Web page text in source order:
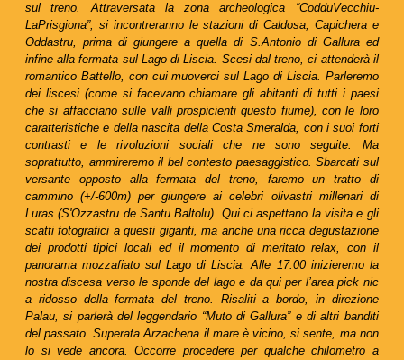
sul treno. Attraversata la zona archeologica “CodduVecchiu-
LaPrisgiona”, si incontreranno le stazioni di Caldosa, Capichera e
Oddastru, prima di giungere a quella di S.Antonio di Gallura ed
infine alla fermata sul Lago di Liscia. Scesi dal treno, ci attenderà il
romantico Battello, con cui muoverci sul Lago di Liscia. Parleremo
dei liscesi (come si facevano chiamare gli abitanti di tutti i paesi
che si affacciano sulle valli prospicienti questo fiume), con le loro
caratteristiche e della nascita della Costa Smeralda, con i suoi forti
contrasti e le rivoluzioni sociali che ne sono seguite. Ma
soprattutto, ammireremo il bel contesto paesaggistico. Sbarcati sul
versante opposto alla fermata del treno, faremo un tratto di
cammino (+/-600m) per giungere ai celebri olivastri millenari di
Luras (S'Ozzastru de Santu Baltolu). Qui ci aspettano la visita e gli
scatti fotografici a questi giganti, ma anche una ricca degustazione
dei prodotti tipici locali ed il momento di meritato relax, con il
panorama mozzafiato sul Lago di Liscia. Alle 17:00 inizieremo la
nostra discesa verso le sponde del lago e da qui per l’area pick nic
a ridosso della fermata del treno. Risaliti a bordo, in direzione
Palau, si parlerà del leggendario “Muto di Gallura” e di altri banditi
del passato. Superata Arzachena il mare è vicino, si sente, ma non
lo si vede ancora. Occorre procedere per qualche chilometro a